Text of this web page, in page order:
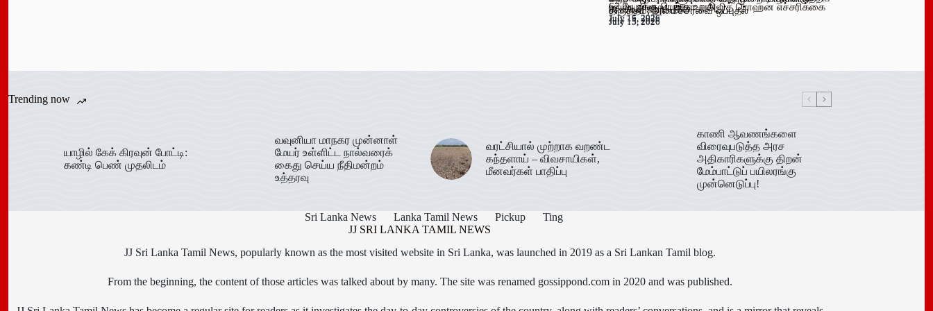
67 பேருக்கு டெங்கு உறுதி
July 16, 2026
ஊடக விளம்பரங்கள் – அஜித் ரொஹன எச்சரிக்கை
July 15, 2026
பணிகள் ஆரம்பம்!
July 15, 2026
திருத்தம்; அமைச்சரவை ஒப்புதல்
July 15, 2026
Trending now
யாழில் கேக் கிரவுன் போட்டி:
கண்டி பெண் முதலிடம்
வவுனியா மாநகர முன்னாள்
மேயர் உள்ளிட்ட நால்வரைக்
கைது செய்ய நீதிமன்றம்
உத்தரவு
வரட்சியால் முற்றாக வறண்ட
கந்தளாய் – விவசாயிகள்,
மீனவர்கள் பாதிப்பு
காணி ஆவணங்களை
விரைவுபடுத்த அரச
அதிகாரிகளுக்கு திறன்
மேம்பாட்டுப் பயிலரங்கு
முன்னெடுப்பு!
Sri Lanka News Lanka Tamil News Pickup
Ting
JJ SRI LANKA TAMIL NEWS
JJ Sri Lanka Tamil News, popularly known as the most visited website in Sri Lanka, was launched in 2019 as a Sri Lankan Tamil blog.
From the beginning, the content of those articles was talked about by many. The site was renamed gossippond.com in 2020 and was published.